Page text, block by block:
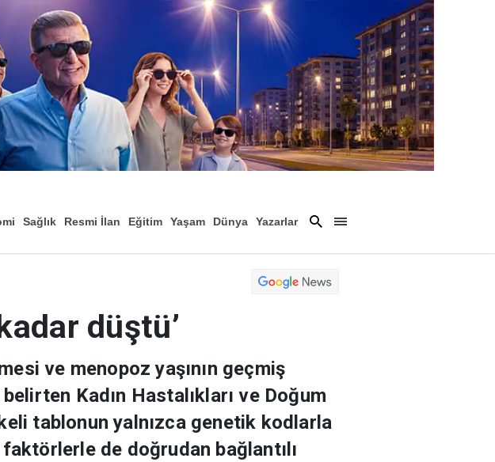
Sağlık Resmi İlan Eğitim Yaşam
Dünya
Yazarlar
düştü’
ve menopoz yaşının geçmiş
Kadın Hastalıkları ve Doğum
tablonun yalnızca genetik kodlarla
de doğrudan bağlantılı